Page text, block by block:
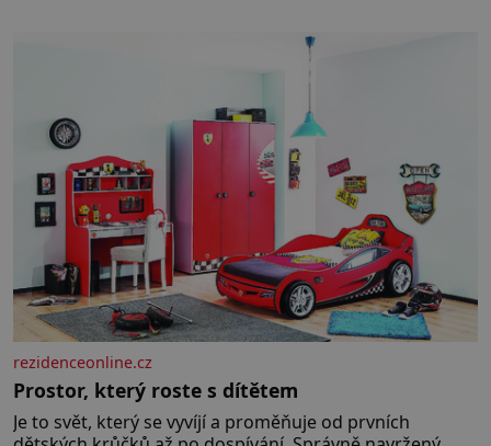
uličkami lotyšské Rigy? Casanova v Pobaltí kontaktoval
tamní zednářské lóže. Nebyl v této oblasti žádným
nováčkem, protože do zednářské
rezidenceonline.cz
Prostor, který roste s dítětem
Je to svět, který se vyvíjí a proměňuje od prvních